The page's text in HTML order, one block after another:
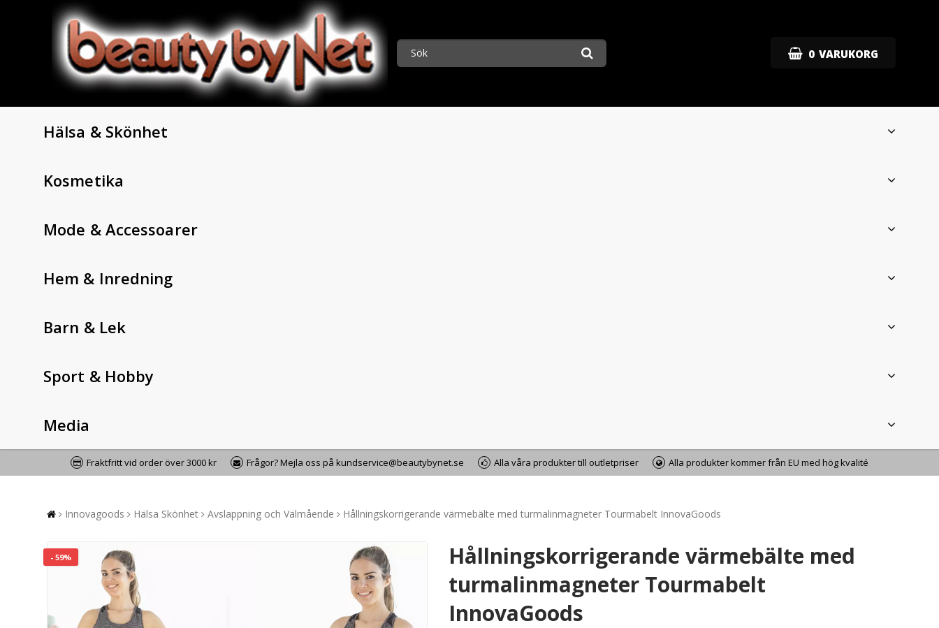
0 VARUKORG
Hälsa & Skönhet
Kosmetika
Mode & Accessoarer
Hem & Inredning
Barn & Lek
Sport & Hobby
Media
Fraktfritt vid order över 3000 kr Frågor? Mejla oss på kundservice@beautybynet.se Alla våra produkter till outletpriser Alla produkter kommer från EU med hög kvalité
Innovagoods Hälsa Skönhet Avslappning och Välmående Hållningskorrigerande värmebälte med turmalinmagneter Tourmabelt InnovaGoods
- 59%
Hållningskorrigerande värmebälte med
turmalinmagneter Tourmabelt
InnovaGoods